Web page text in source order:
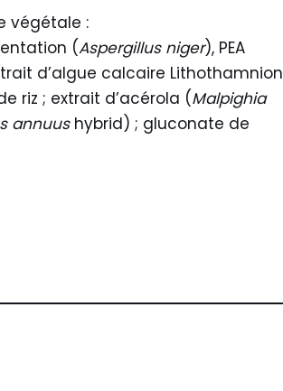
végétale :
(Aspergillus niger), PEA
d’algue calcaire Lithothamnion
riz ; extrait d’acérola (Malpighia
annuushybrid) ; gluconate de